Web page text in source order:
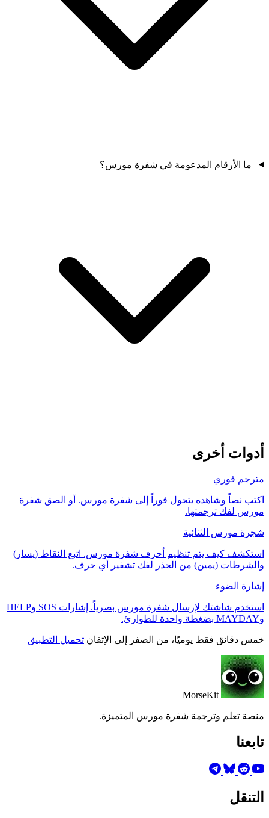
ما الأرقام المدعومة في شفرة مورس؟
أدوات أخرى
مترجم فوري
اكتب نصاً وشاهده يتحول فوراً إلى شفرة مورس. أو الصق شفرة
مورس لفك ترجمتها.
شجرة مورس الثنائية
استكشف كيف يتم تنظيم أحرف شفرة مورس. اتبع النقاط (يسار)
والشرطات (يمين) من الجذر لفك تشفير أي حرف.
إشارة الضوء
استخدم شاشتك لإرسال شفرة مورس بصرياً. إشارات SOS وHELP
وMAYDAY بضغطة واحدة للطوارئ.
خمس دقائق فقط يوميًا، من الصفر إلى الإتقان تحميل التطبيق
MorseKit
منصة تعلم وترجمة شفرة مورس المتميزة.
تابعنا
التنقل